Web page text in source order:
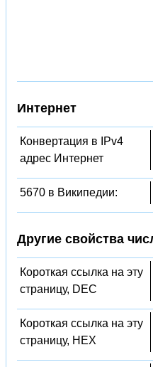
Интернет
Конвертация в IPv4
адрес Интернет
5670 в Википедии:
Другие свойства
Короткая ссылка на эту
страницу, DEC
Короткая ссылка на эту
страницу, HEX